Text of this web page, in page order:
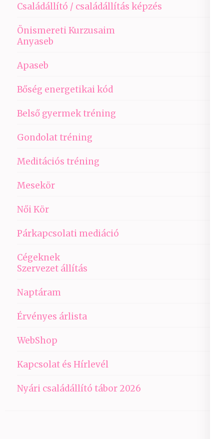
Családállító / családállítás képzés
Önismereti Kurzusaim
Anyaseb
Apaseb
Bőség energetikai kód
Belső gyermek tréning
Gondolat tréning
Meditációs tréning
Mesekör
Női Kör
Párkapcsolati mediáció
Cégeknek
Szervezet állítás
Naptáram
Érvényes árlista
WebShop
Kapcsolat és Hírlevél
Nyári családállító tábor 2026